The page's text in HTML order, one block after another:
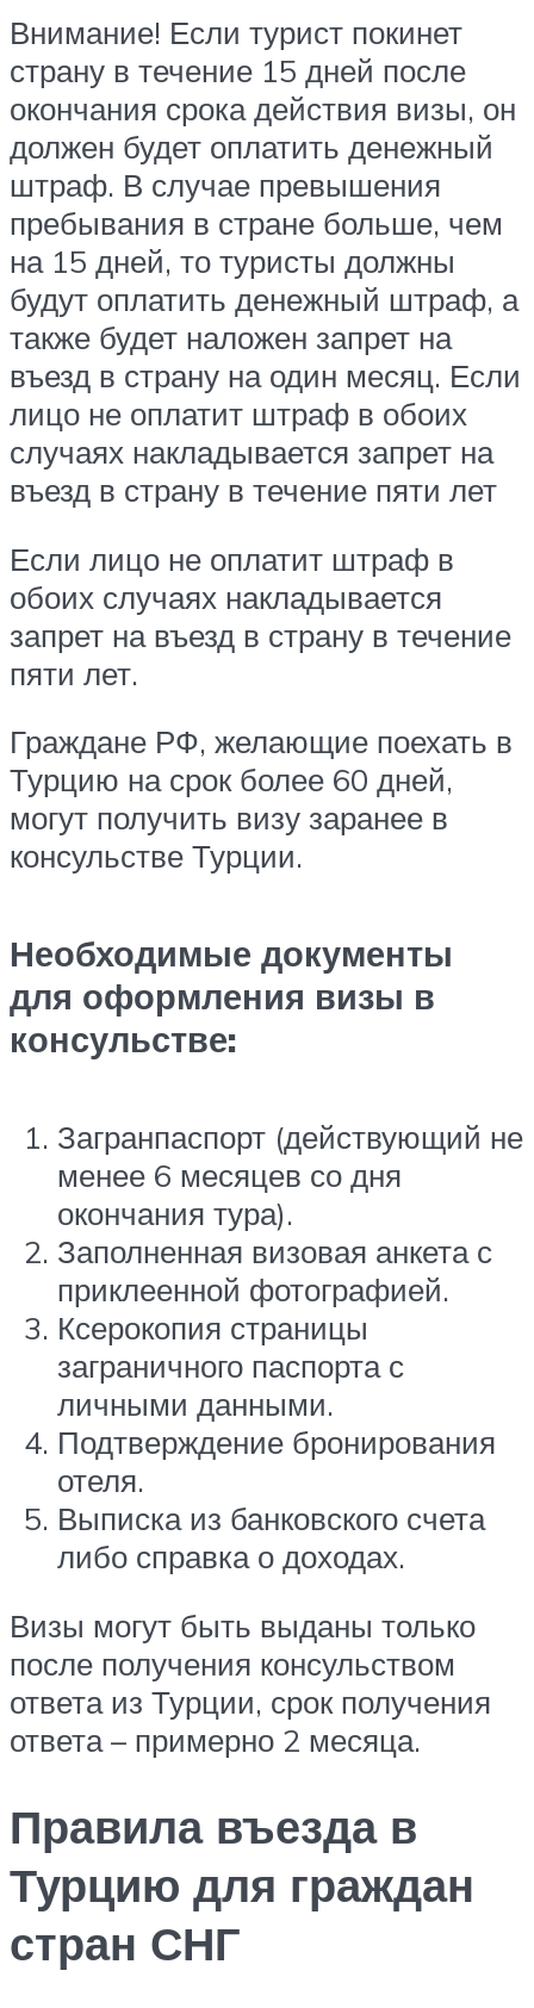
Внимание! Если турист покинет
страну в течение 15 дней после
окончания срока действия визы, он
должен будет оплатить денежный
штраф. В случае превышения
пребывания в стране больше, чем
на 15 дней, то туристы должны
будут оплатить денежный штраф, а
также будет наложен запрет на
въезд в страну на один месяц. Если
лицо не оплатит штраф в обоих
случаях накладывается запрет на
въезд в страну в течение пяти лет
Если лицо не оплатит штраф в
обоих случаях накладывается
запрет на въезд в страну в течение
пяти лет.
Граждане РФ, желающие поехать в
Турцию на срок более 60 дней,
могут получить визу заранее в
консульстве Турции.
Необходимые документы
для оформления визы в
консульстве:
Загранпаспорт (действующий не
менее 6 месяцев со дня
окончания тура).
Заполненная визовая анкета с
приклеенной фотографией.
Ксерокопия страницы
заграничного паспорта с
личными данными.
Подтверждение бронирования
отеля.
Выписка из банковского счета
либо справка о доходах.
Визы могут быть выданы только
после получения консульством
ответа из Турции, срок получения
ответа – примерно 2 месяца.
Правила въезда в
Турцию для граждан
стран СНГ